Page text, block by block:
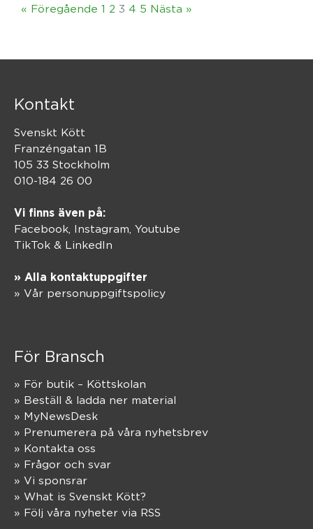
« Föregående 1 2 3 4 5 Nästa »
Kontakt
Svenskt Kött
Franzéngatan 1B
105 33 Stockholm
010-184 26 00
Vi finns även på:
Facebook, Instagram Youtube
TikTok & LinkedIn
» Alla kontaktuppgifter
» Vår personuppgiftspolicy
För Bransch
» För butik – Köttskolan
» Beställ & ladda ner material
» MyNewsDesk
» Prenumerera på våra nyhetsbrev
» Kontakta oss
» Frågor och svar
» Vi sponsrar
» What is Svenskt Kött?
» Följ våra nyheter via RSS